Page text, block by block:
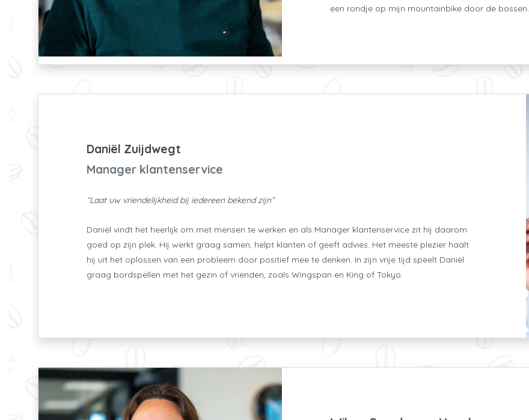
een rondje op mijn mountainbike door de bossen.
Daniël Zuijdwegt
Manager klantenservice
“Laat uw vriendelijkheid bij iedereen bekend zijn”
Daniël vindt het heerlijk om met mensen te werken en als Manager klantenservice zit hij daarom
goed op zijn plek. Hij werkt graag samen, helpt klanten of geeft advies. Het meeste plezier haalt
hij uit het oplossen van een probleem door positief mee te denken. In zijn vrije tijd speelt Daniël
graag bordspellen met het gezin of vrienden, zoals Wingspan en King of Tokyo.